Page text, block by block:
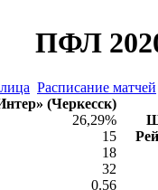
ПФЛ
Расписание матчей
(Черкесск)
26,29%
15
18
32
0.56